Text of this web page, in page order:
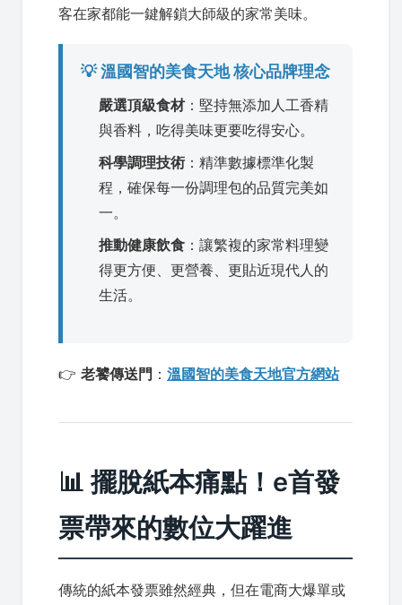
客在家都能一鍵解鎖大師級的家常美味。
💡 溫國智的美食天地 核心品牌理念
嚴選頂級食材：堅持無添加人工香精
與香料，吃得美味更要吃得安心。
科學調理技術 ：精準數據標準化製
程，確保每一份調理包的品質完美如
一。
推動健康飲食 ：讓繁複的家常料理變
得更方便、更營養、更貼近現代人的
生活。
👉 老饕傳送門 ： 溫國智的美食天地官方網站
📊 擺脫紙本痛點！e首發
票帶來的數位大躍進
傳統的紙本發票雖然經典，但在電商大爆單或